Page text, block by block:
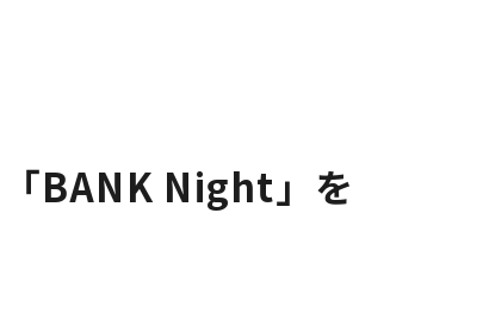
BANK Night」を